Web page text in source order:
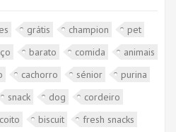
grátis champion
pet
barato comida
animais
cachorro sénior
purina
snack dog
cordeiro
biscuit fresh snacks